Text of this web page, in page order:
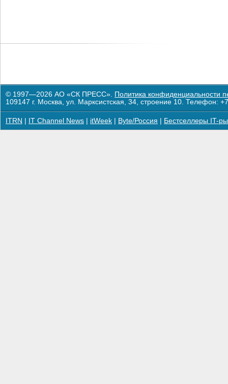
© 1997—2026 АО «СК ПРЕСС». Политика конфиденциальности
109147 г. Москва, ул. Марксистская, 34, строение 10. Телефон:
ITRN IT Channel News itWeek Byte/Россия Бестселлеры IT-